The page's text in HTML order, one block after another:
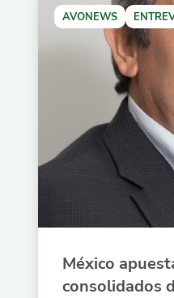
AVONEWS
México
consolidados